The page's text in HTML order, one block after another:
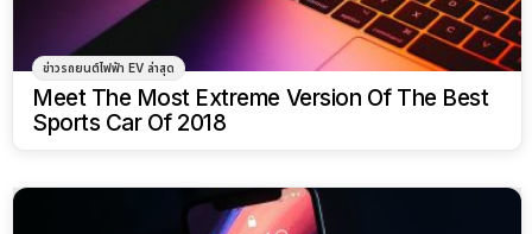
ข่าวรถยนต์ไฟฟ้า EV ล่าสุด
Meet The Most Extreme Version Of The Best
Sports Car Of 2018